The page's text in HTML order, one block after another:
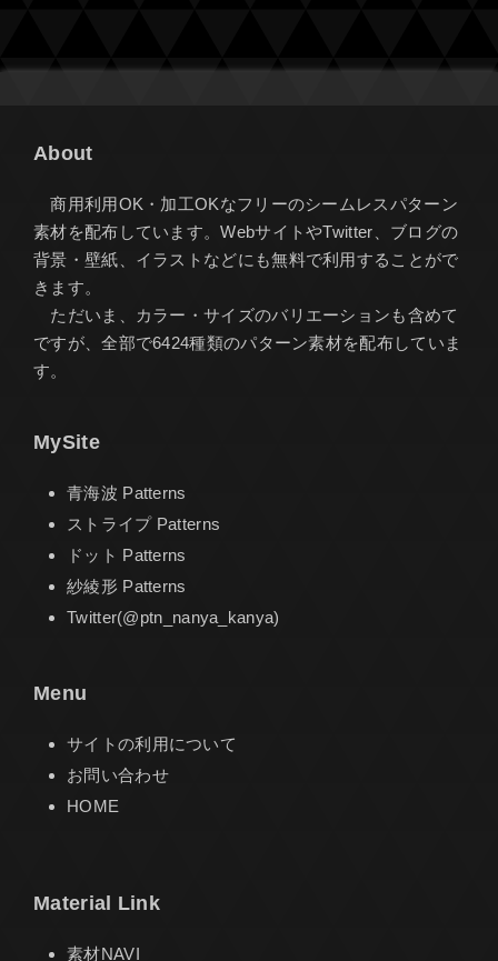
About
商用利用OK・加工OKなフリーのシームレスパターン
素材を配布しています。WebサイトやTwitter、ブログの
背景・壁紙、イラストなどにも無料で利用することがで
きます。
ただいま、カラー・サイズのバリエーションも含めて
ですが、全部で6424種類のパターン素材を配布していま
す。
MySite
青海波 Patterns
ストライプ Patterns
ドット Patterns
紗綾形 Patterns
Twitter(@ptn_nanya_kanya)
Menu
サイトの利用について
お問い合わせ
HOME
Material Link
素材NAVI